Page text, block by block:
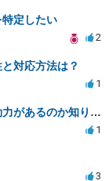
定したい
2
対応方法は？
1
慰謝料請求時の不定の証拠について。効力があるのか知りたい。
1
3